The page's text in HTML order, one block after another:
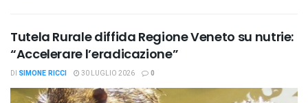
Tutela Rurale diffida Regione Veneto su nutrie:
“Accelerare l’eradicazione”
DI SIMONE RICCI 30 LUGLIO 2026 0